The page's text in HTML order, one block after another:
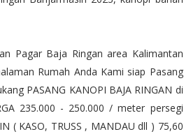
Pagar Baja Ringan area Kalimantan
Rumah Anda Kami siap Pasang
PASANG KANOPI BAJA RINGAN di
235.000 - 250.000 / meter persegi
( KASO, TRUSS , MANDAU dll ) 75,60